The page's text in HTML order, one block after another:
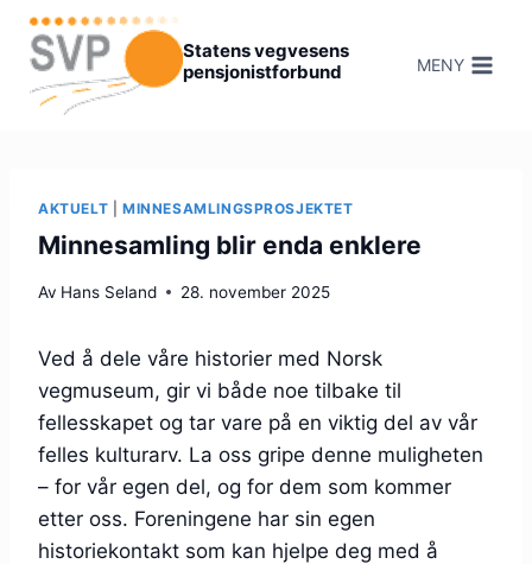
Hopp
innhold
Statens vegvesens
pensjonistforbund
MENY
AKTUELT MINNESAMLINGSPROSJEKTET
Minnesamling blir enda enklere
Av Hans Seland 28. november 2025
Ved å dele våre historier med Norsk
vegmuseum, gir vi både noe tilbake til
fellesskapet og tar vare på en viktig del av vår
felles kulturarv. La oss gripe denne muligheten
– for vår egen del, og for dem som kommer
etter oss. Foreningene har sin egen
historiekontakt som kan hjelpe deg med å